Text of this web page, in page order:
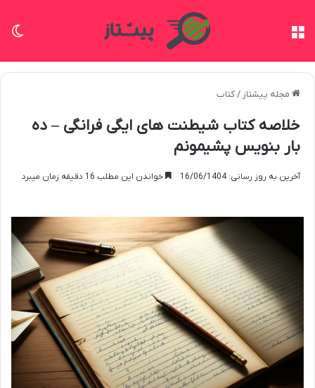
مجله پیشتاز /کتاب
خلاصه کتاب شیطنت های ایگی فرانگی – ده
بار بنویس پشیمونم
آخرین به روز رسانی: 16/06/1404 خواندن این مطلب 16 دقیقه زمان میبرد